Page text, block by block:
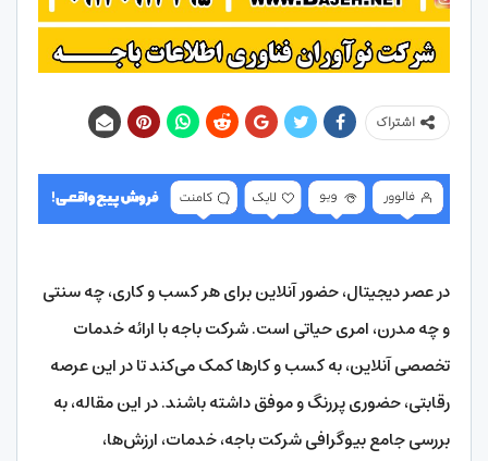
اشتراک
در عصر دیجیتال، حضور آنلاین برای هر کسب و کاری، چه سنتی
و چه مدرن، امری حیاتی است. شرکت باجه با ارائه خدمات
تخصصی آنلاین، به کسب و کارها کمک می‌کند تا در این عرصه
رقابتی، حضوری پررنگ و موفق داشته باشند. در این مقاله، به
بررسی جامع بیوگرافی شرکت باجه، خدمات، ارزش‌ها،